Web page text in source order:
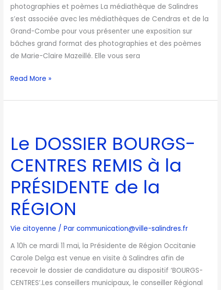
photographies et poèmes La médiathèque de Salindres
s’est associée avec les médiathèques de Cendras et de la
Grand-Combe pour vous présenter une exposition sur
bâches grand format des photographies et des poèmes
de Marie-Claire Mazeillé. Elle vous sera
Read More »
Le DOSSIER BOURGS-
CENTRES REMIS à la
PRÉSIDENTE de la
RÉGION
Vie citoyenne / Parcommunication@ville-salindres.fr
A 10h ce mardi 11 mai, la Présidente de Région Occitanie
Carole Delga est venue en visite à Salindres afin de
recevoir le dossier de candidature au dispositif ‘BOURGS-
CENTRES’.Les conseillers municipaux, le conseiller Régional
BOURGS-
REMIS
la
PRÉSIDENTE
de
la